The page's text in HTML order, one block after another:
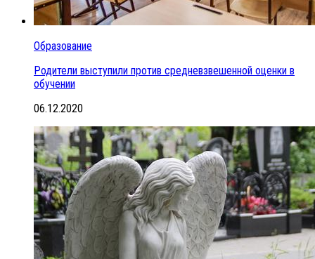
Образование
Родители выступили против средневзвешенной оценки в
обучении
06.12.2020